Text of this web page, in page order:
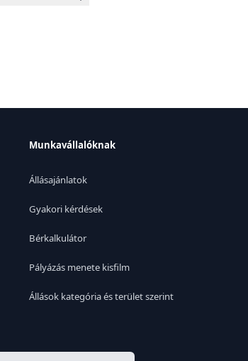
Munkavállalóknak
Állásajánlatok
Gyakori kérdések
Bérkalkulátor
Pályázás menete kisfilm
Állások kategória és terület szerint